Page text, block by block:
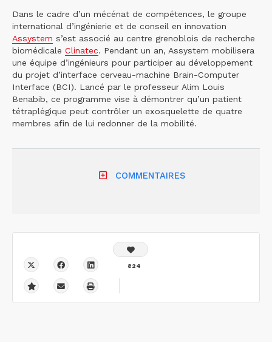
Dans le cadre d’un mécénat de compétences, le groupe
international d’ingénierie et de conseil en innovation
Assystem s’est associé au centre grenoblois de recherche
biomédicale Clinatec. Pendant un an, Assystem mobilisera
une équipe d’ingénieurs pour participer au développement
du projet d’interface cerveau-machine Brain-Computer
Interface (BCI). Lancé par le professeur Alim Louis
Benabib, ce programme vise à démontrer qu’un patient
tétraplégique peut contrôler un exosquelette de quatre
membres afin de lui redonner de la mobilité.
COMMENTAIRES
824